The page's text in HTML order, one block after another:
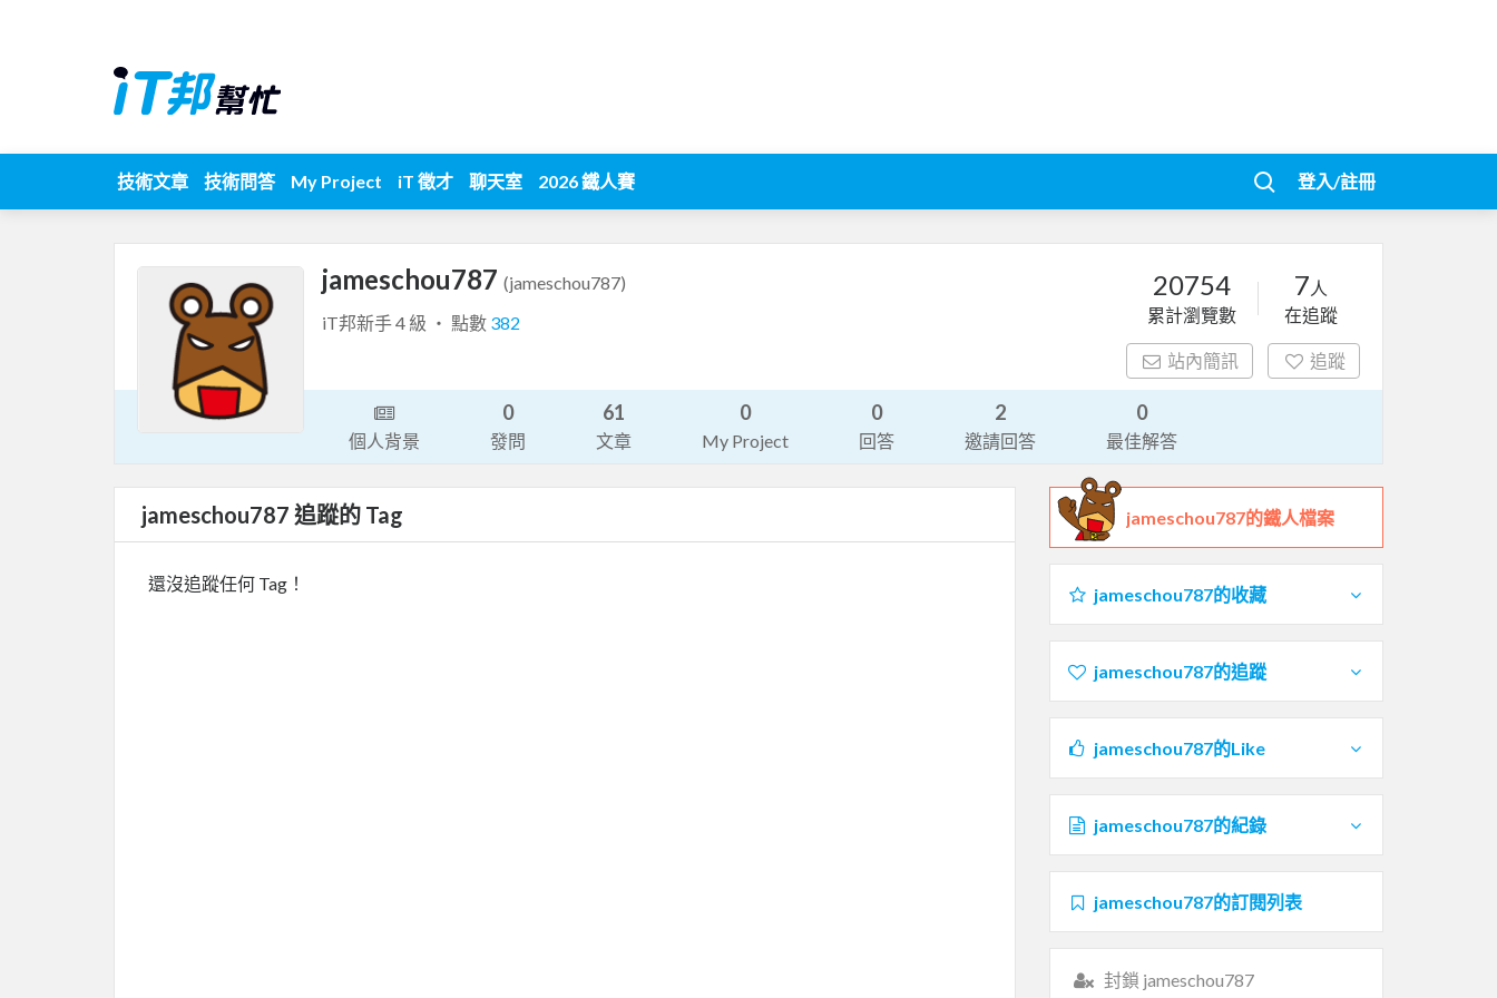
技術文章 技術問答 My Project iT 徵才 聊天室 2026 鐵人賽 登入/註冊
jameschou787 (jameschou787)
iT邦新手 4 級 ‧ 點數 382
20754
累計瀏覽數
7 人
在追蹤
站內簡訊 追蹤
個人背景
0
發問
61
文章
0
My Project
0
回答
2
邀請回答
0
最佳解答
jameschou787 追蹤的 Tag
還沒追蹤任何 Tag！
jameschou787的鐵人檔案
jameschou787的收藏
jameschou787的追蹤
jameschou787的Like
jameschou787的紀錄
jameschou787的訂閱列表
封鎖 jameschou787